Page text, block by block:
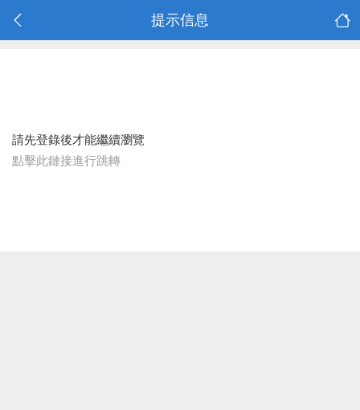
提示信息
請先登錄後才能繼續瀏覽
點擊此鏈接進行跳轉